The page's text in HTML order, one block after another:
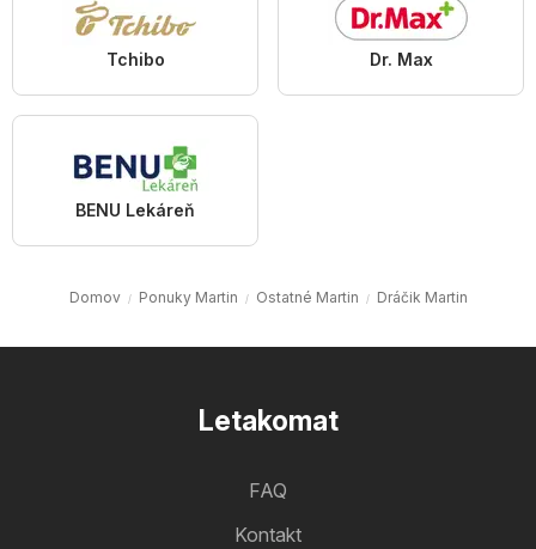
Tchibo Dr. Max
BENU Lekáreň
Domov Ponuky Martin Ostatné Martin Dráčik Martin
Letakomat
FAQ
Kontakt